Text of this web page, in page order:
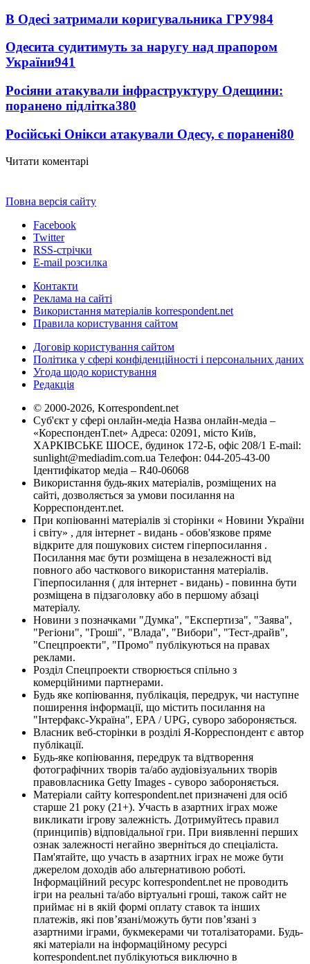
В Одесі затримали коригувальника ГРУ984
Одесита судитимуть за наругу над прапором
України941
Росіяни атакували інфраструктуру Одещини:
поранено підлітка380
Російські Онікси атакували Одесу, є поранені80
Читати коментарі
Повна версія сайту
Facebook
Twitter
RSS-стрічки
E-mail розсилка
Контакти
Реклама на сайті
Використання матеріалів korrespondent.net
Правила користування сайтом
Договір користування сайтом
Політика у сфері конфіденційності і персональних даних
Угода щодо користування
Редакція
© 2000-2026, Korrespondent.net
Суб'єкт у сфері онлайн-медіа Назва онлайн-медіа –
«КореспонденТ.net» Адреса: 02091, місто Київ,
ХАРКІВСЬКЕ ШОСЕ, будинок 172-Б, офіс 208/1 E-mail:
sunlight@mediadim.com.ua Телефон: 044-205-43-00
Ідентифікатор медіа – R40-06068
Використання будь-яких матеріалів, розміщених на
сайті, дозволяється за умови посилання на
Корреспондент.net.
При копіюванні матеріалів зі сторінки « Новини України
і світу» , для інтернет - видань - обов'язкове пряме
відкрите для пошукових систем гіперпосилання .
Посилання має бути розміщена в незалежності від
повного або часткового використання матеріалів.
Гіперпосилання ( для інтернет - видань) - повинна бути
розміщена в підзаголовку або в першому абзаці
матеріалу.
Новини з позначками "Думка", "Експертиза", "Заява",
"Регіони", "Гроші", "Влада", "Вибори", "Тест-драйв",
"Спецпроекти", "Промо" публікуються на правах
реклами.
Розділ Спецпроекти створюється спільно з
комерційними партнерами.
Будь яке копіювання, публікація, передрук, чи наступне
поширення інформації, що містить посилання на
"Інтерфакс-Україна", EPA / UPG, суворо забороняється.
Власник веб-сторінки в розділі Я-Корреспондент є автор
публікації.
Будь-яке копіювання, передрук та відтворення
фотографічних творів та/або аудіовізуальних творів
правовласника Getty Images - суворо забороняється.
Матеріали сайту korrespondent.net призначені для осіб
старше 21 року (21+). Участь в азартних іграх може
викликати ігрову залежність. Дотримуйтесь правил
(принципів) відповідальної гри. При виявленні перших
ознак залежності негайно зверніться до спеціаліста.
Пам'ятайте, що участь в азартних іграх не може бути
джерелом доходів або альтернативою роботі.
Інформаційний ресурс korrespondent.net не проводить
ігри на реальні та/або віртуальні гроші, також сайт не
приймає ні в якій формі оплату ставок та інших
платежів, які пов’язані/можуть бути пов’язані з
азартними іграми, букмекерами чи тоталізаторами. Будь-
які матеріали на інформаційному ресурсі
korrespondent.net публікуються виключно в